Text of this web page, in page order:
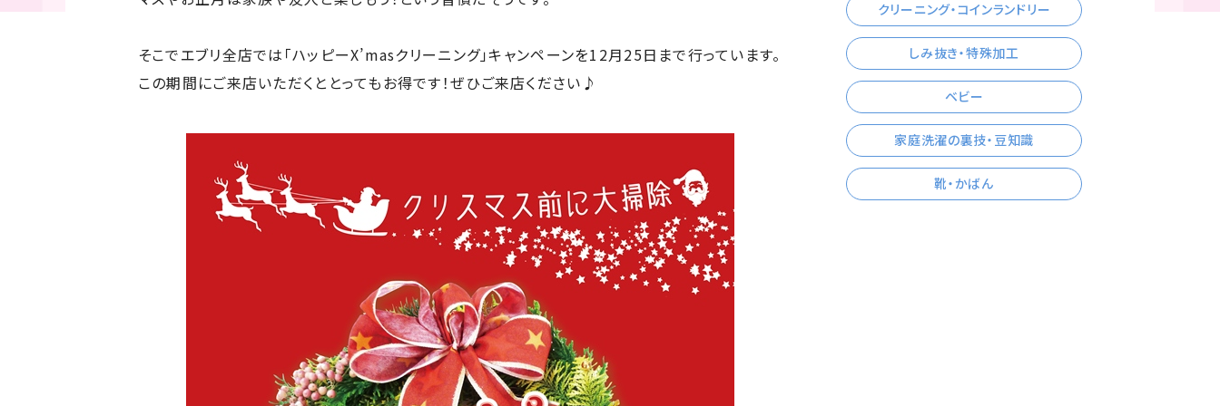
そこでエブリ全店では「ハッピーX’masクリーニング」キャンペーンを12月25日まで行っています。
この期間にご来店いただくととってもお得です！ぜひご来店ください♪
クリーニング・コインランドリー
しみ抜き・特殊加工
ベビー
家庭洗濯の裏技・豆知識
靴・かばん